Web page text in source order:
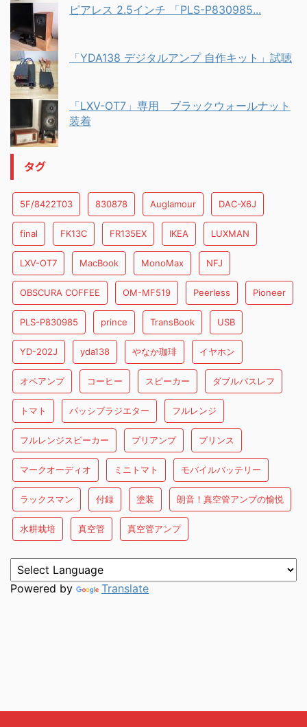
ピアレス 2.5インチ 「PLS-P830985...
「YDA138 デジタルアンプ 自作キット」試聴
「LXV-OT7」専用 ブラックウォールナット
装着
タグ
5F/8422T03 830878 Auglamour DAC-X6J
final FK13C FR135EX IKEA LUXMAN
LXV-OT7 MacBook MonoMax NFJ
OBSCURA COFFEE OM-MF519 Peerless Pioneer
PLS-P830985 prince TransBook USB
YD-202J yda138 やなか珈琲 イヤホン
オペアンプ コーヒー スピーカー ダブルバスレフ
トマト パッシブラジエター フルレンジ
フルレンジスピーカー プリアンプ プリンス
マークオーディオ ミニトマト モバイルバッテリー
ラックスマン 付録 塗装 朗音！真空管アンプの愉悦
水耕栽培 真空管 真空管アンプ
Powered by Translate